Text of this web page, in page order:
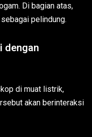
Di bagian atas,
pelindung.
dengan
di muat listrik,
akan berinteraksi